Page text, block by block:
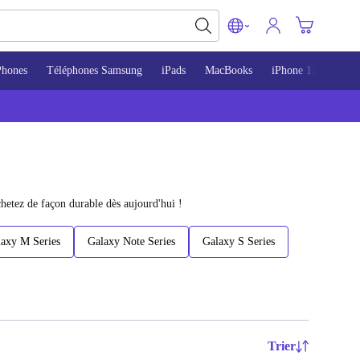
Téléphones Samsung iPads MacBooks iPhone 13
de façon durable dès aujourd'hui !
M Series Galaxy Note Series Galaxy S Series
Trier